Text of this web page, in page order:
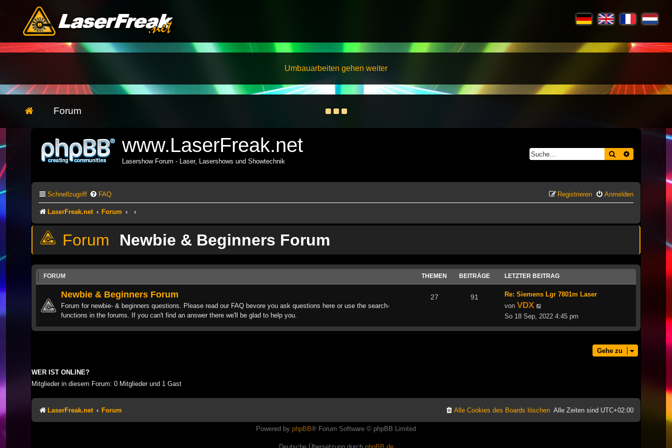
Umbauarbeiten gehen weiter
Forum
www.LaserFreak.net
Lasershow Forum - Laser, Lasershows und Showtechnik
Suche
Schnellzugriff FAQ Anmelden
Registrieren
LaserFreak.net Forum
Newbie & Beginners Forum
FORUM THEMEN BEITRÄGE LETZTER BEITRAG
Newbie & Beginners Forum
Forum for newbie- & beginners questions. Please read our FAQ bevore you ask questions here or use the search-
functions in the forums. If you can't find an answer there we'll be glad to help you.
27 91
Re: Siemens Lgr 7801m Laser
von VDX
Beitrag
So 18 Sep, 2022 4:45 pm
Gehe zu
WER IST ONLINE?
Mitglieder in diesem Forum: 0 Mitglieder und 1 Gast
LaserFreak.net Forum Alle Zeiten sind UTC+02:00
Alle Cookies des Boards löschen
Powered by phpBB® Forum Software © phpBB Limited